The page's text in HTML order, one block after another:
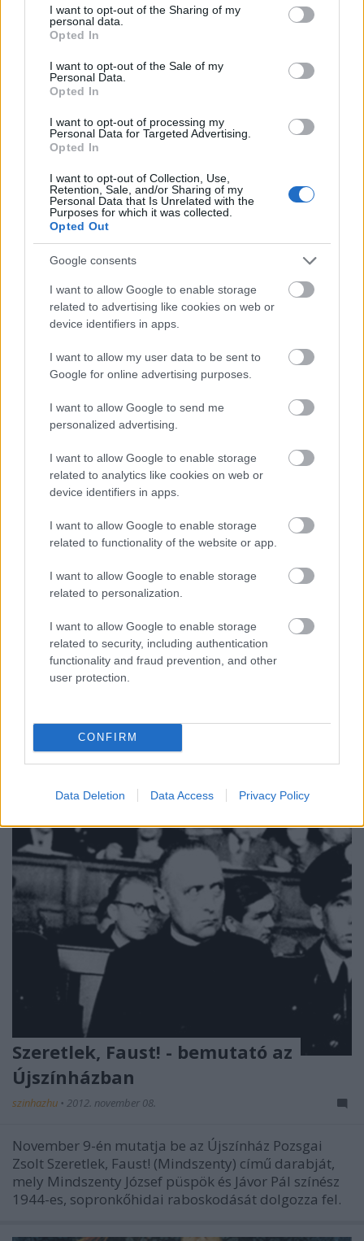
not limited to your visit or usage behaviour. You may click to
grant or deny consent to Google and its third-party tags to
use your data for below specified purposes in below Google
consent section.
I want to opt-out of the Sharing of my
personal data.
Opted In
I want to opt-out of the Sale of my
Personal Data.
Opted In
I want to opt-out of processing my
Personal Data for Targeted Advertising.
Opted In
I want to opt-out of Collection, Use,
Retention, Sale, and/or Sharing of my
Personal Data that Is Unrelated with the
Purposes for which it was collected.
Opted Out
Google consents
I want to allow Google to enable storage
related to advertising like cookies on web or
device identifiers in apps.
I want to allow my user data to be sent to
Google for online advertising purposes.
I want to allow Google to send me
personalized advertising.
I want to allow Google to enable storage
related to analytics like cookies on web or
device identifiers in apps.
I want to allow Google to enable storage
related to functionality of the website or app.
I want to allow Google to enable storage
related to personalization.
I want to allow Google to enable storage
related to security, including authentication
functionality and fraud prevention, and other
user protection.
CONFIRM
Data Deletion Data Access Privacy Policy
interjú Halász Judittal
Gimnazista korában válogatott díjugrató volt, és
József Attila- meg Petőfi-összest olvasott Halász
Judit. Ismert színésznőként magamagára osztotta
máig tartó sikeres szerepkörét, az énekesit. A
koncertjeire járó családokban a szülők is az ő dalain
cseperedtek fel. Még nagyköveti megbízatást is…
Hatmillió dollárt vesztett a
Broadway
szinhazhu•2012. november 08.
A színházak is megszenvedték a katasztrófát: a
Sandy hurrikán miatt hatmillió dollár fölötti (1,3
a New York-i színházi negyed.
Elmarad az Édes hazám a
szinhazhu•2012. november 08.
A Radnóti Színház közleménye.
Szeretlek, Faust! - bemutató az
Újszínházban
szinhazhu • 2012. november 08.
November 9-én mutatja be az Újszínház Pozsgai
Zsolt Szeretlek, Faust! (Mindszenty) című darabját,
mely Mindszenty József püspök és Jávor Pál színész
1944-es, sopronkőhidai raboskodását dolgozza fel.